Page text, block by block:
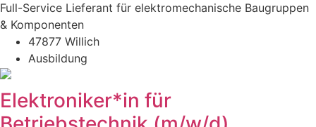
Full-Service Lieferant für elektromechanische Baugruppen
& Komponenten
47877 Willich
Ausbildung
Elektroniker*in für